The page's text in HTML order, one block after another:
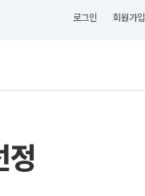
로그인 회원가입
정